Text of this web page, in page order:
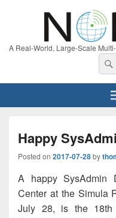
A Real-World, Large-Scale
for:
Happy
Posted on 2017-07-28by
A happy SysAdmin
Center at the Simula
July 28, is the 18th